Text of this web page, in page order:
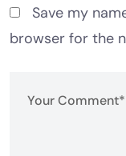
Save my
browser for the